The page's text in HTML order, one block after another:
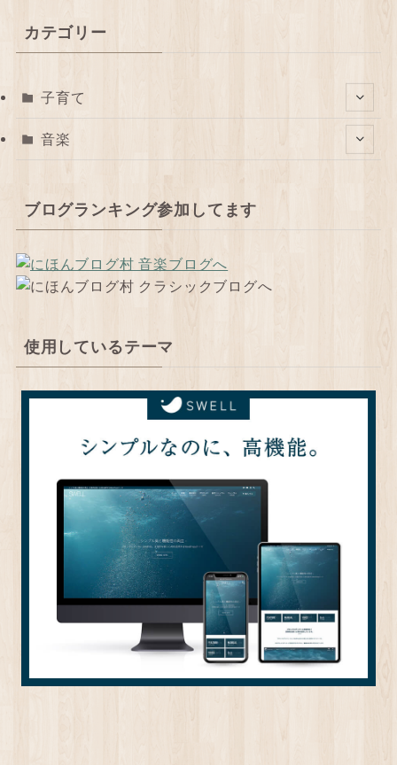
カテゴリー
子育て
音楽
ブログランキング参加してます
使用しているテーマ